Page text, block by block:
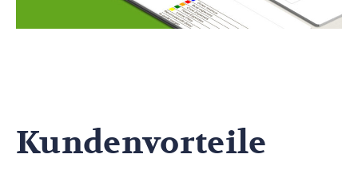
Kundenvorteile